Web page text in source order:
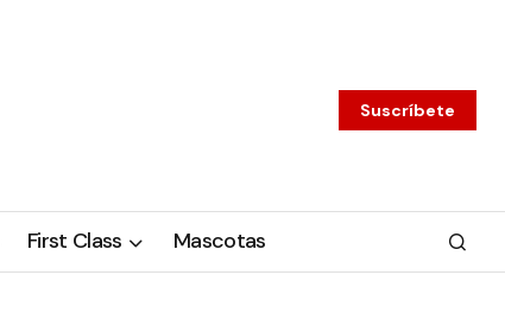
Suscríbete
First Class Mascotas